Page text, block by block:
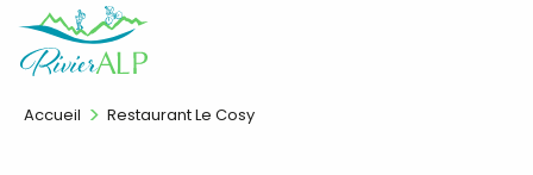
contenu
FR
Accueil Restaurant Le Cosy